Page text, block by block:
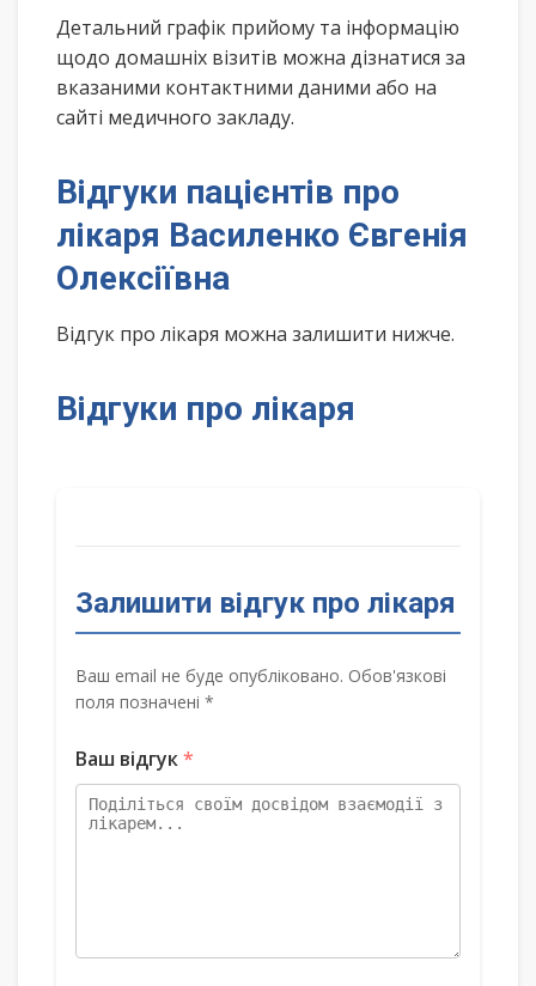
Детальний графік прийому та інформацію
щодо домашніх візитів можна дізнатися за
вказаними контактними даними або на
сайті медичного закладу.
Відгуки пацієнтів про
лікаря Василенко Євгенія
Олексіївна
Відгук про лікаря можна залишити нижче.
Відгуки про лікаря
Залишити відгук про лікаря
Ваш email не буде опубліковано. Обов'язкові
поля позначені *
Ваш відгук*